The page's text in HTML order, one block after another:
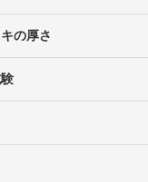
の厚さ